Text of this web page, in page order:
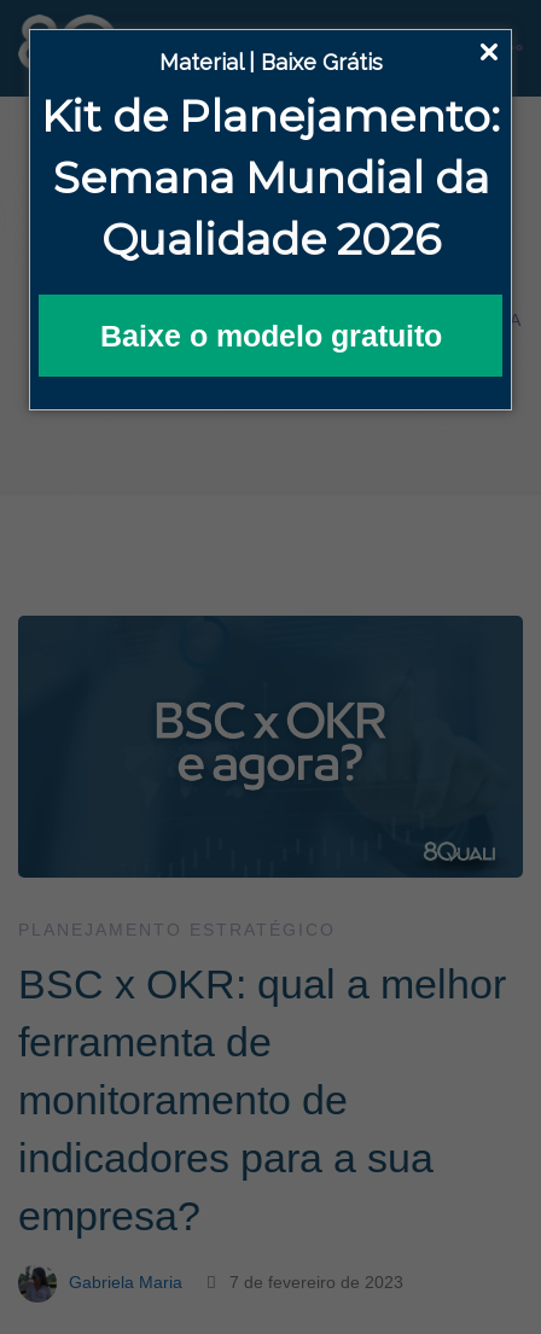
Material | Baixe Grátis
Kit de Planejamento:
Semana Mundial da
Qualidade 2026
Baixe o modelo gratuito
Blog
HOME
BLOG DA QUALIDADE EFICAZ
PLANEJAMENTO ESTRATÉGICO
BSC X OKR: QUAL A MELHOR FERRAMENTA
DE MONITORAMENTO DE INDICADORES PARA
A SUA EMPRESA?
qual
a
melhor
ferramenta
de
monitoramento
de
PLANEJAMENTO ESTRATÉGICO
BSC x OKR: qual a melhor
ferramenta de
monitoramento de
indicadores para a sua
empresa?
Gabriela Maria 7 de fevereiro de 2023